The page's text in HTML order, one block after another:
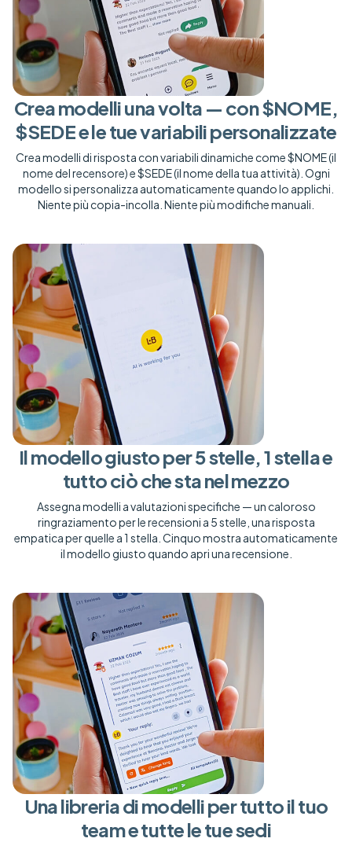
Crea modelli una volta — con $NOME,
$SEDE e le tue variabili personalizzate
Crea modelli di risposta con variabili dinamiche come $NOME (il
nome del recensore) e $SEDE (il nome della tua attività). Ogni
modello si personalizza automaticamente quando lo applichi.
Niente più copia-incolla. Niente più modifiche manuali.
Il modello giusto per 5 stelle, 1 stella e
tutto ciò che sta nel mezzo
Assegna modelli a valutazioni specifiche — un caloroso
ringraziamento per le recensioni a 5 stelle, una risposta
empatica per quelle a 1 stella. Cinquo mostra automaticamente
il modello giusto quando apri una recensione.
Una libreria di modelli per tutto il tuo
team e tutte le tue sedi